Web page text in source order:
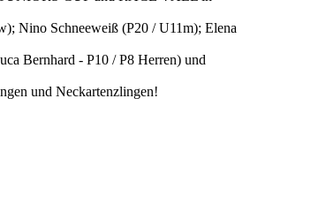
Nino Schneeweiß (P20 / U11m); Elena
Bernhard - P10 / P8 Herren) und
und Neckartenzlingen!